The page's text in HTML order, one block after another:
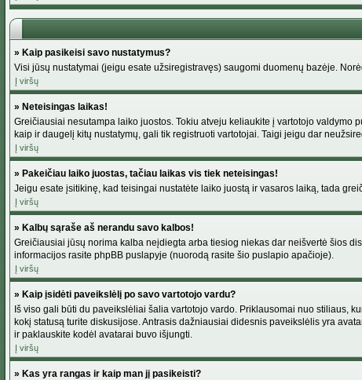
» Kaip pasikeisi savo nustatymus?
Visi jūsų nustatymai (jeigu esate užsiregistravęs) saugomi duomenų bazėje.
Į viršų
» Neteisingas laikas!
Greičiausiai nesutampa laiko juostos. Tokiu atveju keliaukite į vartotojo valdymo
kaip ir daugelį kitų nustatymų, gali tik registruoti vartotojai. Taigi jeigu dar
Į viršų
» Pakeičiau laiko juostas, tačiau laikas vis tiek neteisingas!
Jeigu esate įsitikinę, kad teisingai nustatėte laiko juostą ir vasaros laiką, tada
Į viršų
» Kalbų sąraše aš nerandu savo kalbos!
Greičiausiai jūsų norima kalba neįdiegta arba tiesiog niekas dar neišvertė šios
informacijos rasite phpBB puslapyje (nuorodą rasite šio puslapio apačioje).
Į viršų
» Kaip įsidėti paveikslėlį po savo vartotojo vardu?
Iš viso gali būti du paveikslėliai šalia vartotojo vardo. Priklausomai nuo stiliaus,
kokį statusą turite diskusijose. Antrasis dažniausiai didesnis paveikslėlis yra
ir paklauskite kodėl avatarai buvo išjungti.
Į viršų
» Kas yra rangas ir kaip man jį pasikeisti?